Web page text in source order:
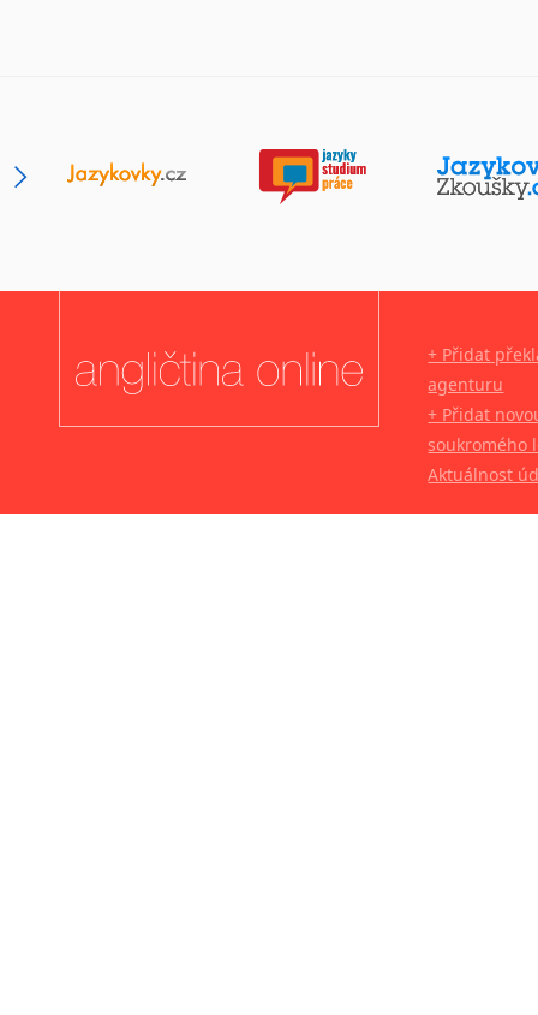
+ Přidat
agenturu
+ Přidat
soukromého
Aktuálnost